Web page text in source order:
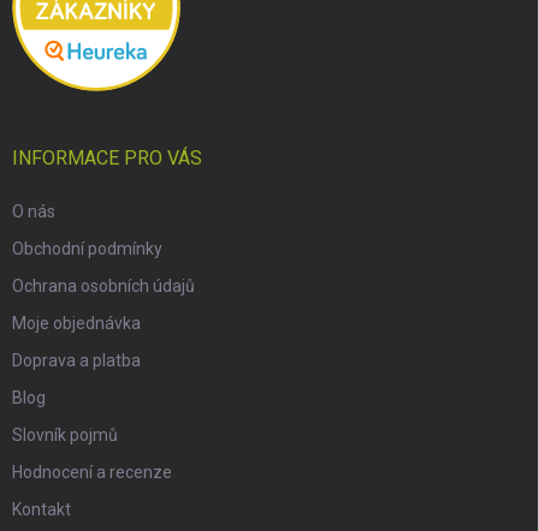
INFORMACE PRO VÁS
O nás
Obchodní podmínky
Ochrana osobních údajů
Moje objednávka
Doprava a platba
Blog
Slovník pojmů
Hodnocení a recenze
Kontakt